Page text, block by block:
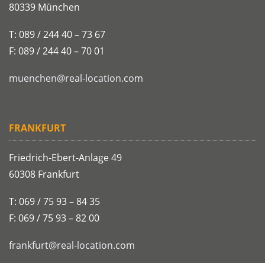
80339 München
T: 089 / 244 40 – 73 67
F: 089 / 244 40 – 70 01
muenchen@real-location.com
FRANKFURT
Friedrich-Ebert-Anlage 49
60308 Frankfurt
T: 069 / 75 93 – 84 35
F: 069 / 75 93 – 82 00
frankfurt@real-location.com